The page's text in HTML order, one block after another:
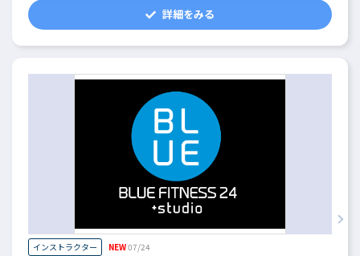
詳細をみる
インストラクター NEW07/24